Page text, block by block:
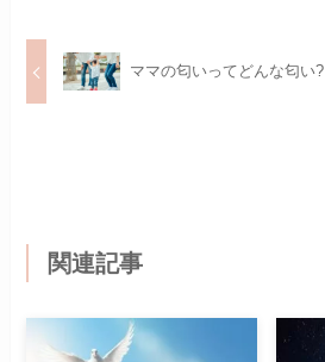
ママの匂いってどんな匂い?
関連記事